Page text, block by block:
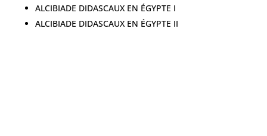
ALCIBIADE DIDASCAUX EN ÉGYPTE I
ALCIBIADE DIDASCAUX EN ÉGYPTE II